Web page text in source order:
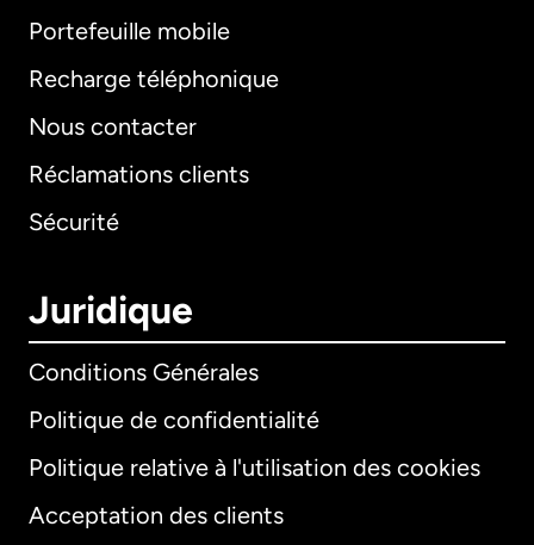
Portefeuille mobile
Recharge téléphonique
Nous contacter
Réclamations clients
Sécurité
Juridique
Conditions Générales
Politique de confidentialité
Politique relative à l'utilisation des cookies
Acceptation des clients